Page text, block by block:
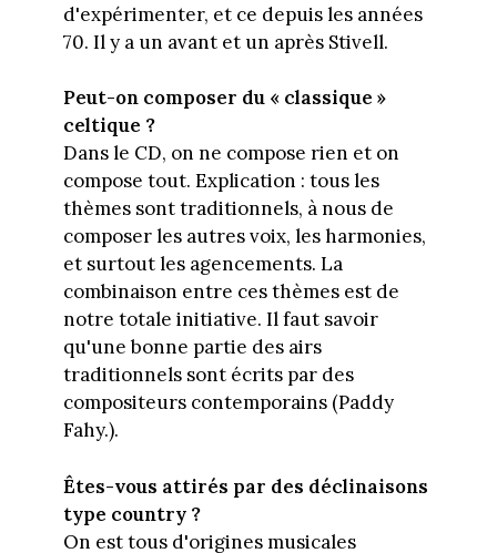
d'expérimenter, et ce depuis les années
70. Il y a un avant et un après Stivell.
Peut-on composer du « classique »
celtique ?
Dans le CD, on ne compose rien et on
compose tout. Explication : tous les
thèmes sont traditionnels, à nous de
composer les autres voix, les harmonies,
et surtout les agencements. La
combinaison entre ces thèmes est de
notre totale initiative. Il faut savoir
qu'une bonne partie des airs
traditionnels sont écrits par des
compositeurs contemporains (Paddy
Fahy.).
Êtes-vous attirés par des déclinaisons
type country ?
On est tous d'origines musicales